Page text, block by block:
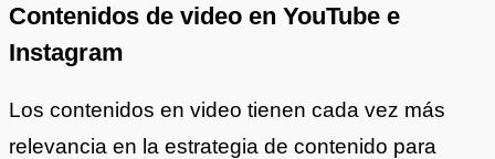
Contenidos de video en YouTube e
Instagram
Los contenidos en video tienen cada vez más
relevancia en la estrategia de contenido para